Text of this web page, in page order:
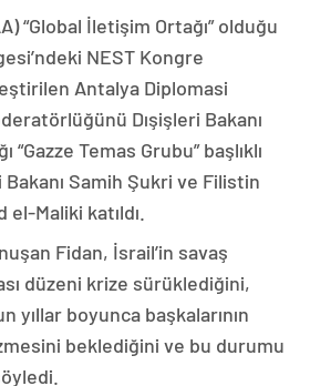
“Global İletişim Ortağı” olduğu
NEST Kongre
Antalya Diplomasi
Dışişleri Bakanı
“Gazze Temas Grubu” başlıklı
Bakanı Samih Şukri ve Filistin
el-Maliki katıldı.
Fidan, İsrail’in savaş
düzeni krize sürüklediğini,
yıllar boyunca başkalarının
beklediğini ve bu durumu